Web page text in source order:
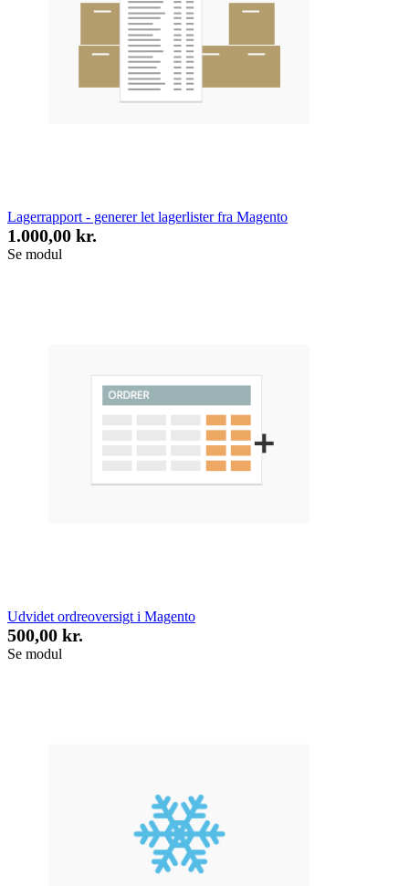
Lagerrapport - generer let lagerlister fra Magento
1.000,00 kr.
Se modul
Udvidet ordreoversigt i Magento
500,00 kr.
Se modul